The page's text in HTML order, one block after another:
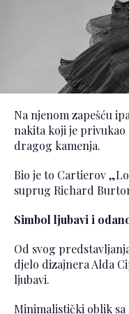
Na njenom zapešću
nakita koji je
dragog kamenja.
Bio je to Cartierov
suprug Richard
Simbol ljubavi i
Od svog
djelo dizajnera Alda
ljubavi.
Minimalistički oblik